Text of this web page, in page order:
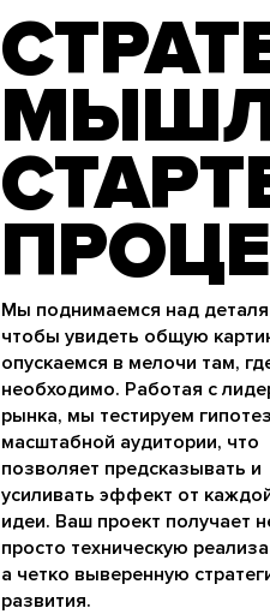
Мы поднимаемся над
чтобы увидеть общую
опускаемся в мелочи там,
необходимо. Работая с
рынка, мы тестируем
масштабной аудитории, что
позволяет предсказывать и
усиливать эффект от
идеи. Ваш проект получает
просто техническую
а четко выверенную
развития.